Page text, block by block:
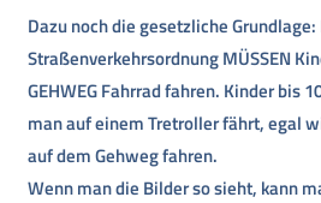
Dazu noch die gesetzliche Grundlage:
Straßenverkehrsordnung MÜSSEN
GEHWEG Fahrrad fahren. Kinder bis
man auf einem Tretroller fährt, egal
auf dem Gehweg fahren.
Wenn man die Bilder so sieht, kann